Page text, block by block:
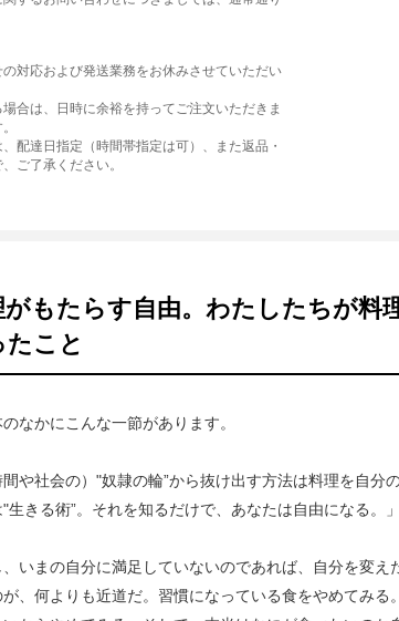
対応および発送業務をお休みさせていただい
合は、日時に余裕を持ってご注文いただきま
配達日指定（時間帯指定は可）、また返品・
ご了承ください。
がもたらす自由。わたしたちが料
たこと
のなかにこんな一節があります。
間や社会の）"奴隷の輪”から抜け出す方法は料理を自分
生きる術”。それを知るだけで、あなたは自由になる。」
、いまの自分に満足していないのであれば、自分を変
が、何よりも近道だ。習慣になっている食をやめてみ